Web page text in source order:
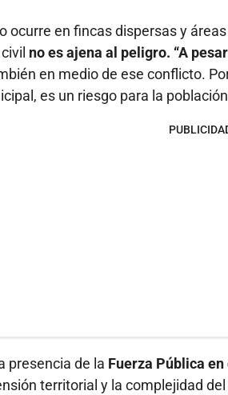
ocurre en fincas dispersas y
no es ajena al peligro. “A
en medio de ese conflicto.
es un riesgo para la
presencia de la Fuerza Pública
territorial y la complejidad